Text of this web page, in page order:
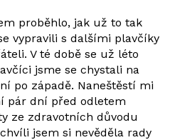
proběhlo, jak už to tak
vypravili s dalšími plavčíky
V té době se už léto
jsme se chystali na
po západě. Naneštěstí mi
pár dní před odletem
ze zdravotních důvodu
jsem si nevěděla rady